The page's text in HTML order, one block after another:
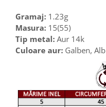
Gramaj: 1.23g
Masura: 15(55)
Tip metal: Aur 14k
Culoare aur: Galben, Alb